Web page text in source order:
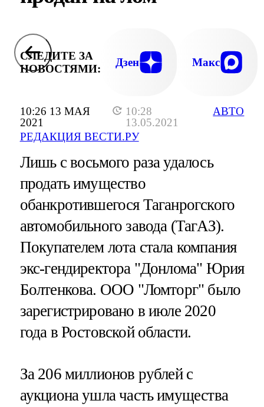
10:26 13 МАЯ
2021
10:28
13.05.2021
РЕДАКЦИЯ ВЕСТИ.РУ
АВТО
СЛЕДИТЕ ЗА
НОВОСТЯМИ:
Дзен Макс
Лишь с восьмого раза удалось
продать имущество
обанкротившегося Таганрогского
автомобильного завода (ТагАЗ).
Покупателем лота стала компания
экс-гендиректора "Донлома" Юрия
Болтенкова. ООО "Ломторг" было
зарегистрировано в июле 2020
года в Ростовской области.
За 206 миллионов рублей с
аукциона ушла часть имущества